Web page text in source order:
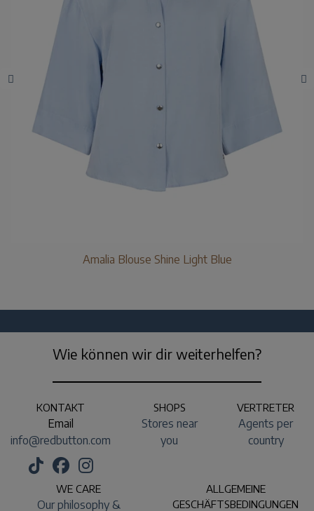
Amalia Blouse Shine Light Blue
Wie können wir dir weiterhelfen?
KONTAKT
Email
info@redbutton.com
SHOPS
Stores near
you
VERTRETER
Agents per
country
WE CARE
Our philosophy &
ALLGEMEINE
GESCHÄFTSBEDINGUNGEN